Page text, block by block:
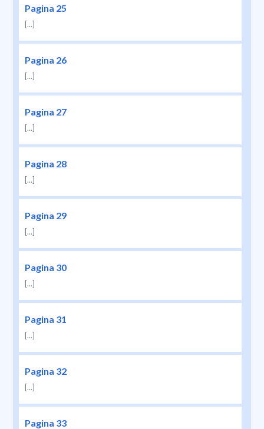
Pagina 25
[...]
Pagina 26
[...]
Pagina 27
[...]
Pagina 28
[...]
Pagina 29
[...]
Pagina 30
[...]
Pagina 31
[...]
Pagina 32
[...]
Pagina 33